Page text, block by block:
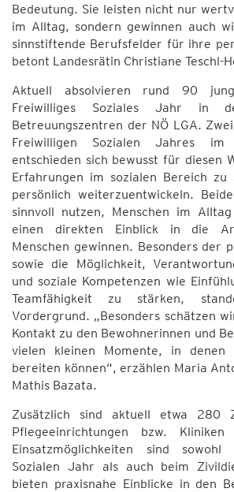
Bedeutung. Sie leisten nicht nur
im Alltag, sondern gewinnen auch
sinnstiftende Berufsfelder für ihre
betont Landesrätin Christiane Teschl-
Aktuell absolvieren rund 90
Freiwilliges Soziales Jahr in
Betreuungszentren der NÖ LGA.
Freiwilligen Sozialen Jahres im
entschieden sich bewusst für diesen
Erfahrungen im sozialen Bereich zu
persönlich weiterzuentwickeln.
sinnvoll nutzen, Menschen im
einen direkten Einblick in die
Menschen gewinnen. Besonders der
sowie die Möglichkeit,
und soziale Kompetenzen wie
Teamfähigkeit zu stärken,
Vordergrund. „Besonders schätzen
Kontakt zu den Bewohnerinnen und
vielen kleinen Momente, in denen
bereiten können“, erzählen Maria
Mathis Bazata.
Zusätzlich sind aktuell etwa 280
Pflegeeinrichtungen bzw.
Einsatzmöglichkeiten sind sowohl
Sozialen Jahr als auch beim
bieten praxisnahe Einblicke in den